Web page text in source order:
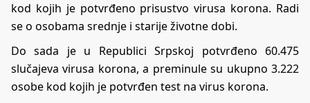
kod kojih je potvrđeno prisustvo virusa korona. Radi
se o osobama srednje i starije životne dobi.
Do sada je u Republici Srpskoj potvrđeno 60.475
slučajeva virusa korona, a preminule su ukupno 3.222
osobe kod kojih je potvrđen test na virus korona.